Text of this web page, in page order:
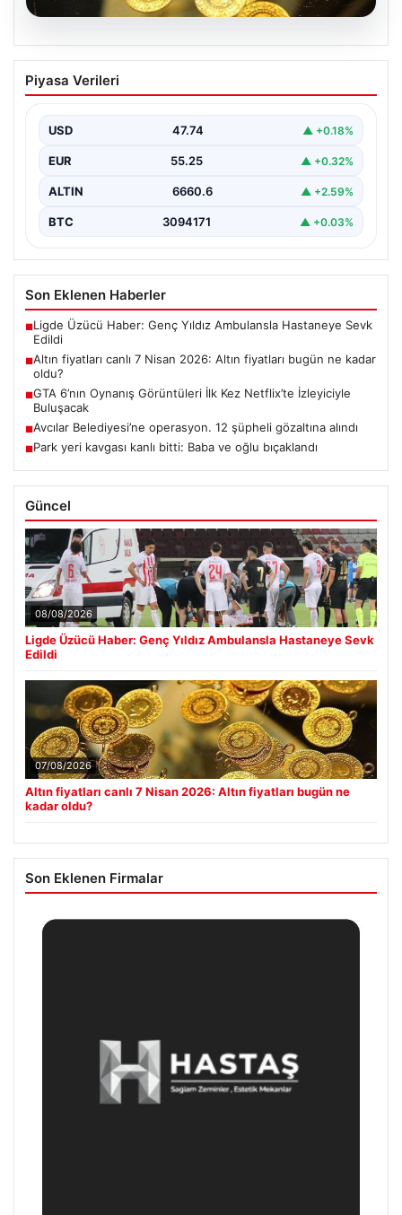
07.08.2026
Altın fiyatları canlı 7 Nisan 2026: Altın
fiyatları bugün ne kadar oldu?
Piyasa Verileri
USD 47.74 ▲ +0.18%
EUR 55.25 ▲ +0.32%
ALTIN 6660.6 ▲ +2.59%
BTC 3094171 ▲ +0.03%
Son Eklenen Haberler
■Ligde Üzücü Haber: Genç Yıldız Ambulansla Hastaneye Sevk
Edildi
■Altın fiyatları canlı 7 Nisan 2026: Altın fiyatları bugün ne kadar
oldu?
■GTA 6’nın Oynanış Görüntüleri İlk Kez Netflix’te İzleyiciyle
Buluşacak
■Avcılar Belediyesi’ne operasyon. 12 şüpheli gözaltına alındı
■Park yeri kavgası kanlı bitti: Baba ve oğlu bıçaklandı
Güncel
08/08/2026
Ligde Üzücü Haber: Genç Yıldız Ambulansla Hastaneye Sevk
Edildi
07/08/2026
Altın fiyatları canlı 7 Nisan 2026: Altın fiyatları bugün ne
kadar oldu?
Son Eklenen Firmalar